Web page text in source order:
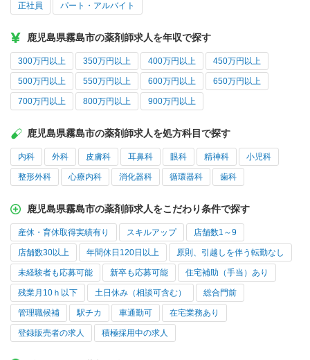
正社員 パート・アルバイト
鹿児島県霧島市の薬剤師求人を年収で探す
300万円以上 350万円以上 400万円以上 450万円以上
500万円以上 550万円以上 600万円以上 650万円以上
700万円以上 800万円以上 900万円以上
鹿児島県霧島市の薬剤師求人を処方科目で探す
内科 外科 皮膚科 耳鼻科 眼科 精神科 小児科
整形外科 心療内科 消化器科 循環器科 歯科
鹿児島県霧島市の薬剤師求人をこだわり条件で探す
産休・育休取得実績有り スキルアップ 店舗数1～9
店舗数30以上 年間休日120日以上 原則、引越しを伴う転勤なし
未経験者も応募可能 新卒も応募可能 住宅補助（手当）あり
残業月10ｈ以下 土日休み（相談可含む） 総合門前
管理職候補 駅チカ 車通勤可 在宅業務あり
登録販売者の求人 積極採用中の求人